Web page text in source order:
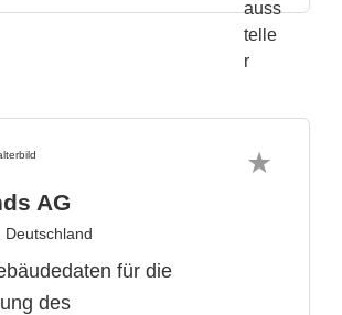
AG
Deutschland
für die
des